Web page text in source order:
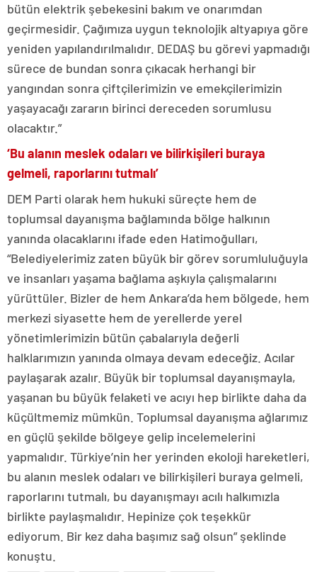
bütün elektrik şebekesini bakım ve onarımdan
geçirmesidir. Çağımıza uygun teknolojik altyapıya göre
yeniden yapılandırılmalıdır. DEDAŞ bu görevi yapmadığı
sürece de bundan sonra çıkacak herhangi bir
yangından sonra çiftçilerimizin ve emekçilerimizin
yaşayacağı zararın birinci dereceden sorumlusu
olacaktır.”
‘Bu alanın meslek odaları ve bilirkişileri buraya
gelmeli, raporlarını tutmalı’
DEM Parti olarak hem hukuki süreçte hem de
toplumsal dayanışma bağlamında bölge halkının
yanında olacaklarını ifade eden Hatimoğulları,
“Belediyelerimiz zaten büyük bir görev sorumluluğuyla
ve insanları yaşama bağlama aşkıyla çalışmalarını
yürüttüler. Bizler de hem Ankara’da hem bölgede, hem
merkezi siyasette hem de yerellerde yerel
yönetimlerimizin bütün çabalarıyla değerli
halklarımızın yanında olmaya devam edeceğiz. Acılar
paylaşarak azalır. Büyük bir toplumsal dayanışmayla,
yaşanan bu büyük felaketi ve acıyı hep birlikte daha da
küçültmemiz mümkün. Toplumsal dayanışma ağlarımız
en güçlü şekilde bölgeye gelip incelemelerini
yapmalıdır. Türkiye’nin her yerinden ekoloji hareketleri,
bu alanın meslek odaları ve bilirkişileri buraya gelmeli,
raporlarını tutmalı, bu dayanışmayı acılı halkımızla
birlikte paylaşmalıdır. Hepinize çok teşekkür
ediyorum. Bir kez daha başımız sağ olsun” şeklinde
konuştu.